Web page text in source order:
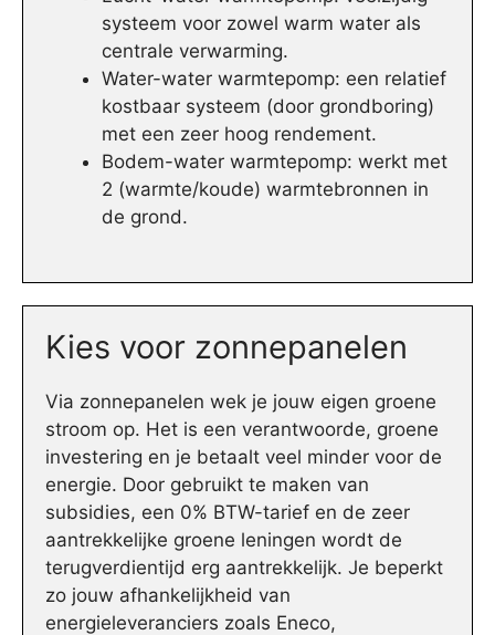
systeem voor zowel warm water als
centrale verwarming.
Water-water warmtepomp: een relatief
kostbaar systeem (door grondboring)
met een zeer hoog rendement.
Bodem-water warmtepomp: werkt met
2 (warmte/koude) warmtebronnen in
de grond.
Kies voor zonnepanelen
Via zonnepanelen wek je jouw eigen groene
stroom op. Het is een verantwoorde, groene
investering en je betaalt veel minder voor de
energie. Door gebruikt te maken van
subsidies, een 0% BTW-tarief en de zeer
aantrekkelijke groene leningen wordt de
terugverdientijd erg aantrekkelijk. Je beperkt
zo jouw afhankelijkheid van
energieleveranciers zoals Eneco,